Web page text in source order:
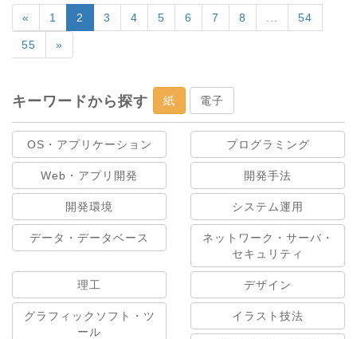
« 1 2 3 4 5 6 7 8 54
55 »
キーワードから探す 紙 電子
OS・アプリケーション プログラミング
Web・アプリ開発 開発手法
開発環境 システム運用
データ・データベース
ネットワーク・サーバ・
セキュリティ
理工 デザイン
グラフィックソフト・ツ
ール
イラスト技法